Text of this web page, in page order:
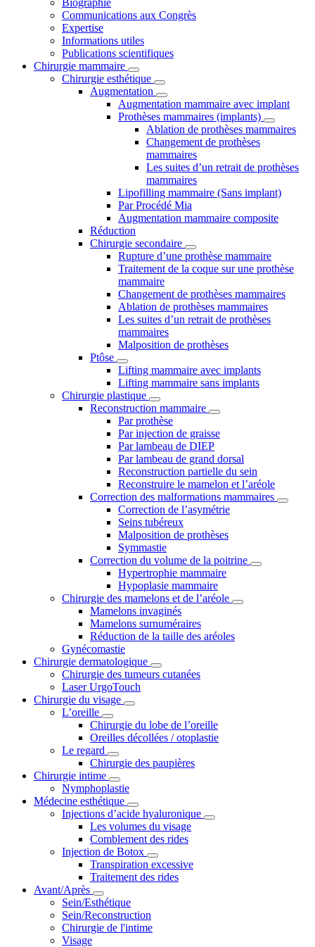
Communications aux Congrès
Expertise
Informations utiles
Publications scientifiques
Chirurgie mammaire
Chirurgie esthétique
Augmentation
Augmentation mammaire avec implant
Prothèses mammaires (implants)
Ablation de prothèses mammaires
Changement de prothèses
mammaires
Les suites d’un retrait de prothèses
mammaires
Lipofilling mammaire (Sans implant)
Par Procédé Mia
Augmentation mammaire composite
Réduction
Chirurgie secondaire
Rupture d’une prothèse mammaire
Traitement de la coque sur une prothèse
mammaire
Changement de prothèses mammaires
Ablation de prothèses mammaires
Les suites d’un retrait de prothèses
mammaires
Malposition de prothèses
Ptôse
Lifting mammaire avec implants
Lifting mammaire sans implants
Chirurgie plastique
Reconstruction mammaire
Par prothèse
Par injection de graisse
Par lambeau de DIEP
Par lambeau de grand dorsal
Reconstruction partielle du sein
Reconstruire le mamelon et l’aréole
Correction des malformations mammaires
Correction de l’asymétrie
Seins tubéreux
Malposition de prothèses
Symmastie
Correction du volume de la poitrine
Hypertrophie mammaire
Hypoplasie mammaire
Chirurgie des mamelons et de l’aréole
Mamelons invaginés
Mamelons surnuméraires
Réduction de la taille des aréoles
Gynécomastie
Chirurgie dermatologique
Chirurgie des tumeurs cutanées
Laser UrgoTouch
Chirurgie du visage
L’oreille
Chirurgie du lobe de l’oreille
Oreilles décollées / otoplastie
Le regard
Chirurgie des paupières
Chirurgie intime
Nymphoplastie
Médecine esthétique
Injections d’acide hyaluronique
Les volumes du visage
Comblement des rides
Injection de Botox
Transpiration excessive
Traitement des rides
Avant/Après
Sein/Esthétique
Sein/Reconstruction
Chirurgie de l'intime
Visage